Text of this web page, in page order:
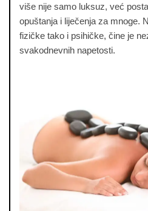
više nije samo luksuz, već
opuštanja i liječenja za mnoge.
fizičke tako i psihičke, čine je
svakodnevnih napetosti.